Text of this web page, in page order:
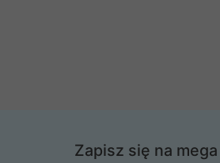
Zapisz się na